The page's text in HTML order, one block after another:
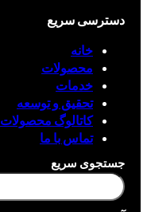
دسترسی سریع
خانه
محصولات
خدمات
تحقیق و توسعه
کاتالوگ محصولات
تماس با ما
جستجوی سریع